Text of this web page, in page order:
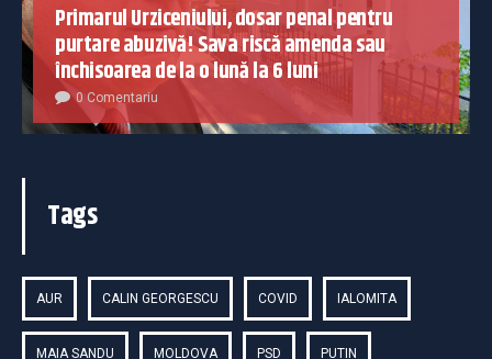
Primarul Urziceniului, dosar penal pentru
purtare abuzivă! Sava riscă amenda sau
închisoarea de la o lună la 6 luni
0 Comentariu
Tags
AUR CALIN GEORGESCU COVID IALOMITA
MAIA SANDU MOLDOVA PSD PUTIN